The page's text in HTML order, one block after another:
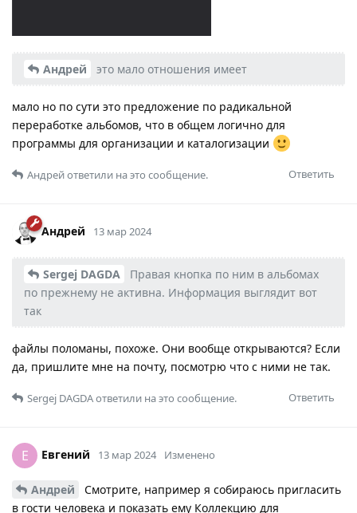
Андрей это мало отношения имеет
мало но по сути это предложение по радикальной
переработке альбомов, что в общем логично для
программы для организации и каталогизации
Ответить
Андрейответили на это сообщение.
Андрей 13 мар 2024
Sergej DAGDA
Правая кнопка по ним в альбомах
по прежнему не активна. Информация выглядит вот
так
файлы поломаны, похоже. Они вообще открываются? Если
да, пришлите мне на почту, посмотрю что с ними не так.
Ответить
Sergej DAGDAответили на это сообщение.
Е Евгений 13 мар 2024 Изменено
Андрей
Смотрите, например я собираюсь пригласить
в гости человека и показать ему Коллекцию для